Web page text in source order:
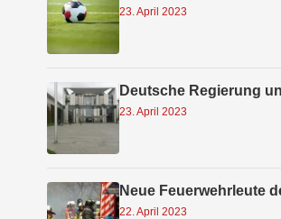
23. April 2023
Deutsche Regierung
23. April 2023
Neue Feuerwehrleute
22. April 2023